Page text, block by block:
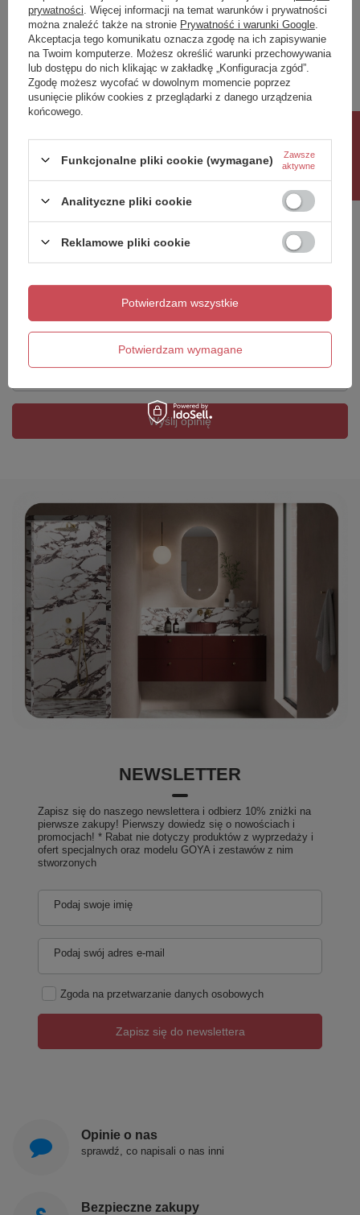
Napisz swoją opinię
Twoja ocena:
5/5
Dodaj własne zdjęcie produktu:
Twoje imię
Wyślij opinię
NEWSLETTER
Zapisz się do naszego newslettera i odbierz 10% zniżki na
pierwsze zakupy! Pierwszy dowiedz się o nowościach i
promocjach! * Rabat nie dotyczy produktów z wyprzedaży i
ofert specjalnych oraz modelu GOYA i zestawów z nim
stworzonych
Podaj swoje imię
Podaj swój adres e-mail
Zgoda na przetwarzanie danych osobowych
Zapisz się do newslettera
Opinie o nas
sprawdź, co napisali o nas inni
Bezpieczne zakupy
prywatności . Więcej informacji na temat warunków i prywatności
można znaleźć także na stronie Prywatność i warunki Google
Akceptacja tego komunikatu oznacza zgodę na ich zapisywanie
na Twoim komputerze. Możesz określić warunki przechowywania
lub dostępu do nich klikając w zakładkę „Konfiguracja zgód”.
Zgodę możesz wycofać w dowolnym momencie poprzez
usunięcie plików cookies z przeglądarki z danego urządzenia
końcowego.
Funkcjonalne pliki cookie (wymagane)
Zawsze
aktywne
Analityczne pliki cookie
Reklamowe pliki cookie
Potwierdzam wymagane
Potwierdzam wszystkie